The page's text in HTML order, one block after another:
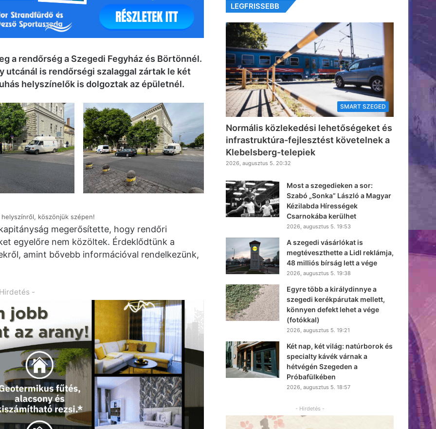
a rendőrség a Szegedi Fegyház és Börtönnél.
utcánál is rendőrségi szalaggal zártak le két
helyszínelők is dolgoztak az épületnél.
köszönjük szépen!
megerősítette, hogy rendőri
egyelőre nem közöltek. Érdeklődtünk a
amint bővebb információval rendelkezünk,
-
LEGFRISSEBB
SMART SZEGED
Normális közlekedési lehetőségeket és
infrastruktúra-fejlesztést követelnek a
Klebelsberg-telepiek
2026, augusztus 5. 20:32
Most a szegedieken a sor:
Szabó „Sonka” László a Magyar
Kézilabda Hírességek
Csarnokába kerülhet
2026, augusztus 5. 19:53
A szegedi vásárlókat is
megtéveszthette a Lidl reklámja,
48 milliós bírság lett a vége
2026, augusztus 5. 19:38
Egyre több a királydinnye a
szegedi kerékpárutak mellett,
könnyen defekt lehet a vége
(fotókkal)
2026, augusztus 5. 19:21
Két nap, két világ: natúrborok és
specialty kávék várnak a
hétvégén Szegeden a
Próbafülkében
2026, augusztus 5. 18:57
- Hirdetés -